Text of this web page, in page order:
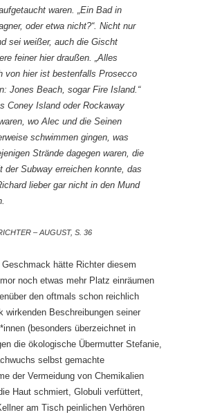
waren. „Ein Bad in
oder etwa nicht?“. Nicht nur
sei weißer, auch die Gischt
feiner hier draußen. „Alles
von hier ist bestenfalls Prosecco
Jones Beach, sogar Fire Island.“
Coney Island oder Rockaway
wo Alec und die Seinen
schwimmen gingen, was
Strände dagegen waren, die
der Subway erreichen konnte, das
lieber gar nicht in den Mund
– AUGUST, S. 36
Geschmack hätte Richter diesem
noch etwas mehr Platz einräumen
den oftmals schon reichlich
wirkenden Beschreibungen seiner
(besonders überzeichnet in
die ökologische Übermutter Stefanie,
selbst gemachte
der Vermeidung von Chemikalien
Haut schmiert, Globuli verfüttert,
am Tisch peinlichen Verhören